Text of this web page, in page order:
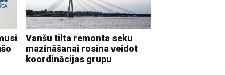
Vanšu tilta remonta seku
mazināšanai rosina veidot
koordinācijas grupu